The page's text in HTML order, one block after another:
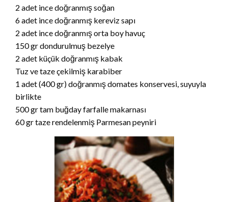
2 adet ince doğranmış soğan
6 adet ince doğranmış kereviz sapı
2 adet ince doğranmış orta boy havuç
150 gr dondurulmuş bezelye
2 adet küçük doğranmış kabak
Tuz ve taze çekilmiş karabiber
1 adet (400 gr) doğranmış domates konservesi, suyuyla
birlikte
500 gr tam buğday farfalle makarnası
60 gr taze rendelenmiş Parmesan peyniri